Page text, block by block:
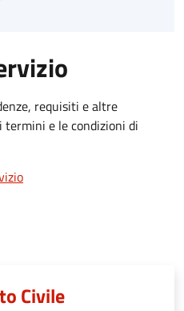
requisiti e altre
e le condizioni di
Civile